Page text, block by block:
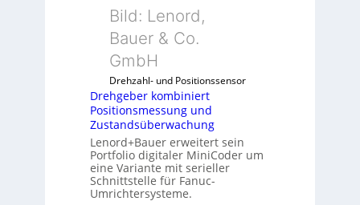
k
o
m
i
n
i
e
r
t
P
o
Bild: Lenord,
Bauer & Co.
GmbH
Drehzahl- und Positionssensor
Drehgeber kombiniert
Positionsmessung und
Zustandsüberwachung
Lenord+Bauer erweitert sein
Portfolio digitaler MiniCoder um
eine Variante mit serieller
Schnittstelle für Fanuc-
Umrichtersysteme.